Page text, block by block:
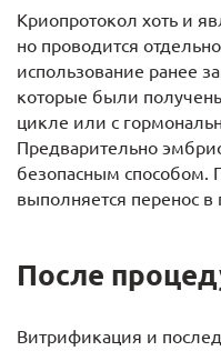
Криопротокол хоть и
но проводится
использование ранее
которые были
цикле или с
Предварительно
безопасным способом.
выполняется перенос в
После
Витрификация и